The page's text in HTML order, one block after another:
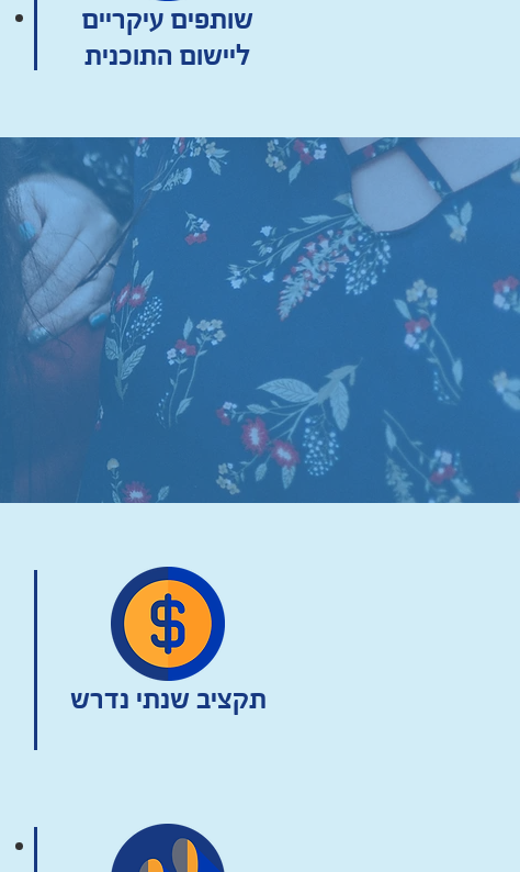
שותפים עיקריים
ליישום התוכנית
תקציב שנתי נדרש